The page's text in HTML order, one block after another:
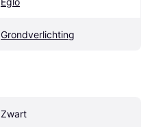
Grondverlichting
Zwart